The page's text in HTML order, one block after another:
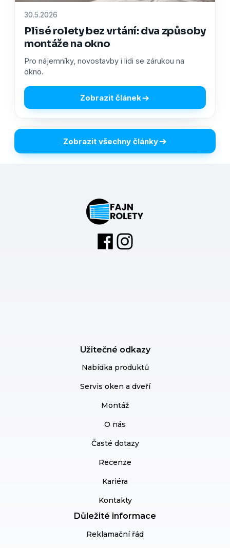
30.5.2026
Plisé rolety bez vrtání: dva způsoby
montáže na okno
Pro nájemníky, novostavby i lidi se zárukou na
okno.
Zobrazit článek
Zobrazit všechny články
Užitečné odkazy
Nabídka produktů
Servis oken a dveří
Montáž
O nás
Časté dotazy
Recenze
Kariéra
Kontakty
Důležité informace
Reklamační řád